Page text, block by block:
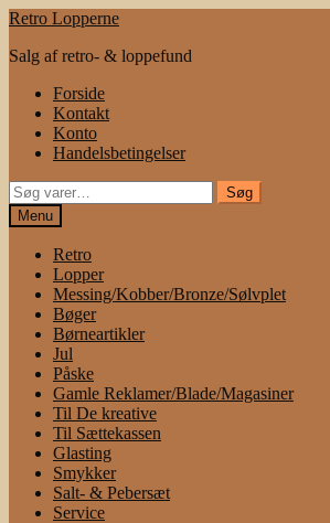
Spring
navigation
Spring
indhold
Retro Lopperne
Salg af retro- & loppefund
Forside
Kontakt
Konto
Handelsbetingelser
Søg
efter:
Søg
Menu
Retro
Lopper
Messing/Kobber/Bronze/Sølvplet
Bøger
Børneartikler
Jul
Påske
Gamle Reklamer/Blade/Magasiner
Til De kreative
Til Sættekassen
Glasting
Smykker
Salt- & Pebersæt
Service